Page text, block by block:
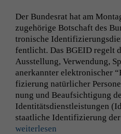
Der Bun­desrat hat am
zuge­hörige Botschaft des
tro­n­is­che
fentlicht. Das BGEID regelt
Ausstel­lung, Ver­wen­dung,
anerkan­nter elek­tro­n­is­ch­er
fizierung natür­lich­er
nung und Beauf­sich­ti­gung
Iden­titäts­di­en­stleis­tun­gen
staatliche Iden­ti­fizierung der
weit­er­lesen